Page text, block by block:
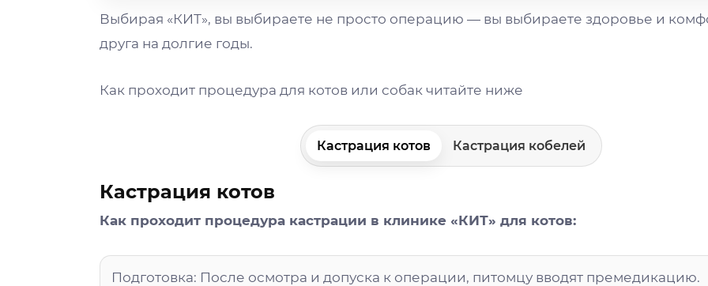
Выбирая «КИТ», вы выбираете не просто операцию — вы выбираете здоровье и
друга на долгие годы.
Как проходит процедура для котов или собак читайте ниже
Кастрация котов Кастрация кобелей
Кастрация котов
Как проходит процедура кастрации в клинике «КИТ» для котов:
Подготовка: После осмотра и допуска к операции, питомцу вводят премедикацию.